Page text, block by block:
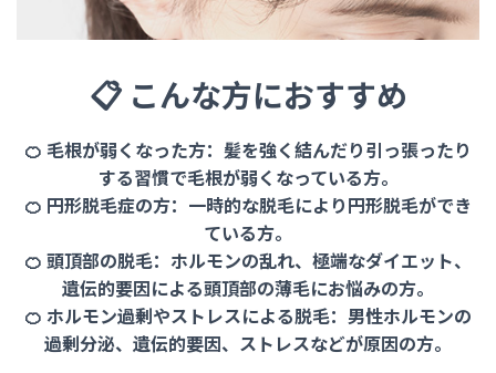
📋 こんな方におすすめ
🍊 毛根が弱くなった方：髪を強く結んだり引っ張ったり
する習慣で毛根が弱くなっている方。
🍊 円形脱毛症の方：一時的な脱毛により円形脱毛ができ
ている方。
🍊 頭頂部の脱毛：ホルモンの乱れ、極端なダイエット、
遺伝的要因による頭頂部の薄毛にお悩みの方。
🍊 ホルモン過剰やストレスによる脱毛：男性ホルモンの
過剰分泌、遺伝的要因、ストレスなどが原因の方。